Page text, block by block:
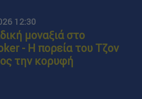
12:30
μοναξιά στο
- H πορεία του Τζον
την κορυφή